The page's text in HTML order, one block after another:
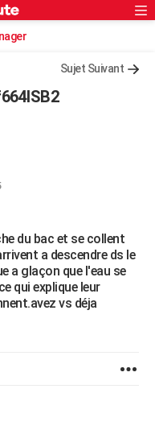
Sujet Suivant
du bac et se collent
a descendre ds le
a glaçon que l'eau se
qui explique leur
vs déja